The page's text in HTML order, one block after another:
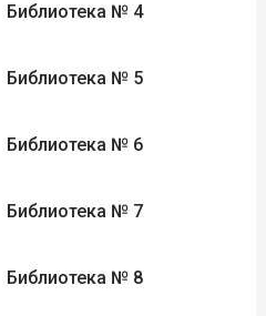
Библиотека № 4
Библиотека № 5
Библиотека № 6
Библиотека № 7
Библиотека № 8